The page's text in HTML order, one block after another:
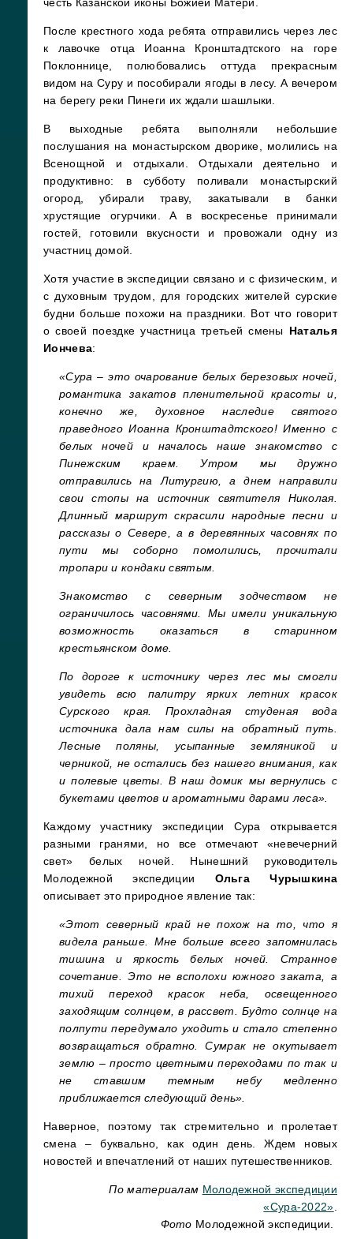
честь Казанской иконы Божией Матери.
После крестного хода ребята отправились через лес
к лавочке отца Иоанна Кронштадтского на горе
Поклоннице, полюбовались оттуда прекрасным
видом на Суру и пособирали ягоды в лесу. А вечером
на берегу реки Пинеги их ждали шашлыки.
В выходные ребята выполняли небольшие
послушания на монастырском дворике, молились на
Всенощной и отдыхали. Отдыхали деятельно и
продуктивно: в субботу поливали монастырский
огород, убирали траву, закатывали в банки
хрустящие огурчики. А в воскресенье принимали
гостей, готовили вкусности и провожали одну из
участниц домой.
Хотя участие в экспедиции связано и с физическим, и
с духовным трудом, для городских жителей сурские
будни больше похожи на праздники. Вот что говорит
о своей поездке участница третьей смены Наталья
Иончева:
«Сура– это очарование белых березовых ночей,
романтика закатов пленительной красоты и,
конечно же, духовное наследие святого
праведного Иоанна Кронштадтского! Именно с
белых ночей и началось наше знакомство с
Пинежским краем. Утром мы дружно
отправились на Литургию, а днем направили
свои стопы на источник святителя Николая.
Длинный маршрут скрасили народные песни и
рассказы о Севере, а в деревянных часовнях по
пути мы соборно помолились, прочитали
тропари и кондаки святым.
Знакомство с северным зодчеством не
ограничилось часовнями. Мы имели уникальную
возможность оказаться в старинном
крестьянском доме.
По дороге к источнику через лес мы смогли
увидеть всю палитру ярких летних красок
Сурского края. Прохладная студеная вода
источника дала нам силы на обратный путь.
Лесные поляны, усыпанные земляникой и
черникой, не остались без нашего внимания, как
и полевые цветы. В наш домик мы вернулись с
букетами цветов и ароматными дарами леса».
Каждому участнику экспедиции Сура открывается
разными гранями, но все отмечают «невечерний
свет» белых ночей. Нынешний руководитель
Молодежной экспедиции Ольга Чурышкина
описывает это природное явление так:
«Этот северный край не похож на то, что я
видела раньше. Мне больше всего запомнилась
тишина и яркость белых ночей. Странное
сочетание. Это не всполохи южного заката, а
тихий переход красок неба, освещенного
заходящим солнцем, в рассвет. Будто солнце на
полпути передумало уходить и стало степенно
возвращаться обратно. Сумрак не окутывает
землю – просто цветными переходами по так и
не ставшим темным небу медленно
приближается следующий день».
Наверное, поэтому так стремительно и пролетает
смена – буквально, как один день. Ждем новых
новостей и впечатлений от наших путешественников.
По материалам Молодежной экспедиции
«Сура-2022».
Фото Молодежной экспедиции.